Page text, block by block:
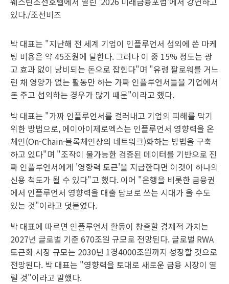
있다./조선비즈
박 대표는 "지난해 전 세계 기업이 인플루언서 섭외에 쓴 마케
팅 비용은 약 45조원에 달한다. 그러나 이 중 15% 정도는 광
고 효과 없이 낭비되는 돈으로 잡힌다"며 "유령 팔로워를 거느
린 채 영양가 없는 활동만 하는 가짜 인플루언서들을 기업에서
돈 주고 섭외하는 경우가 많기 때문"이라고 했다.
박 대표는 "가짜 인플루언서를 걸러내고 기업의 피해를 막기
위한 방법으로, 에이아이제로엑스는 인플루언서 영향력을 온
체인(On-Chain·블록체인상의 네트워크)화하는 방법을 구축
하고 있다"며 "조작이 불가능한 검증된 데이터를 기반으로 진
짜 인플루언서에게 '영향력 토큰'을 지급한다면 이것이 하나의
신용 척도가 될 수 있다"고 했다. 이어 "은행을 비롯한 금융권
에서 인플루언서 영향력을 대출 담보로 쓰는 시대가 올 수도
있는 것"이라고 덧붙였다.
박 대표에 따르면 인플루언서 활동이 창출할 경제적 가치는
2027년 글로벌 기준 670조원 규모로 전망된다. 글로벌 RWA
토큰화 시장 규모는 2030년 1경4000조원까지 성장할 것으로
전망된다. 박 대표는 "영향력을 토대로 새로운 금융 시장이 열
릴 것"이라고 말했다.